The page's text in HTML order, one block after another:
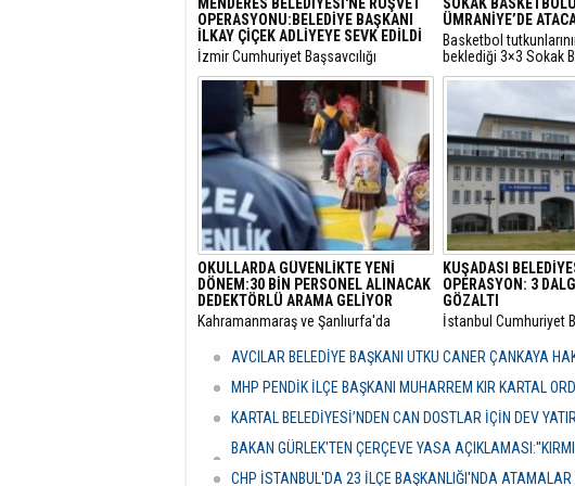
OPERASYONU:BELEDİYE BAŞKANI
İLKAY ÇİÇEK ADLİYEYE SEVK EDİLDİ
​İzmir Cumhuriyet Başsavcılığı
tarafından yürütülen 'rüşvet' ve 'irtikap'
soruşturması kapsamında gözaltına
alınan Menderes Belediye Başkanı İlkay
Çiçek’in de aralarında bulunduğu 16
şüpheli adliyeye sevk edildi.
ÜMRANİYE’DE
Basketbol
beklediği 3×3 Sokak
Turnuvası, bu yıl
OKULLARDA GÜVENLİKTE YENİ
DÖNEM:30 BİN PERSONEL ALINACAK
DEDEKTÖRLÜ ARAMA GELİYOR
​Kahramanmaraş ve Şanlıurfa'da
ardından eğitim kurumlarındaki
güvenlik önlemleri baştan aşağı
yenileniyor.
KUŞADASI
OPERASYON: 3
GÖZALTI
​İstanbul Cumhuriyet
"rüşvet" ve "irtikap"
Kuşadası
dalga operasyonu
AVCILAR BELEDİYE BAŞKANI UTKU CANER ÇANKAYA
MHP PENDİK İLÇE BAŞKANI MUHARREM KIR KARTAL
KARTAL BELEDİYESİ’NDEN CAN DOSTLAR İÇİN DEV
BAKAN GÜRLEK'TEN ÇERÇEVE YASA
HASSASİYETİDİR''
CHP İSTANBUL'DA 23 İLÇE BAŞKANLIĞI'NDA ATAMALAR